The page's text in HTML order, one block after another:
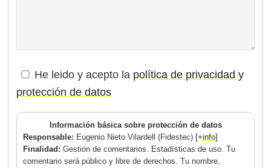
He leido y acepto la política de privacidad y
protección de datos
Información básica sobre protección de datos
Responsable: Eugenio Nieto Vilardell (Fidestec) [+info]
Finalidad:Gestión de comentarios. Estadísticas de uso. Tu
comentario será público y libre de derechos. Tu nombre,